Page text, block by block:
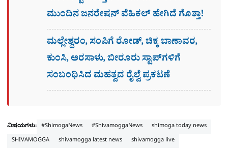
ಮುಂದಿನ ಜನರೇಷನ್​ ವೆಹಿಕಲ್ ಹೇಗಿದೆ ಗೊತ್ತಾ!
ಮಲ್ಲೇಶ್ವರಂ, ಸಂಪಿಗೆ ರೋಡ್, ಚಿಕ್ಕ ಬಾಣಾವರ,
ಕುಂಸಿ, ಅರಸಾಳು, ಬೀರೂರು ಸ್ಟಾಪ್​ಗಳಿಗೆ
ಸಂಬಂಧಿಸಿದ ಮಹತ್ವದ ರೈಲ್ವೆ ಪ್ರಕಟಣೆ
ವಿಷಯಗಳು: #ShimogaNews #ShivamoggaNews
shimoga today news
SHIVAMOGGA
shivamogga latest news
shivamogga live